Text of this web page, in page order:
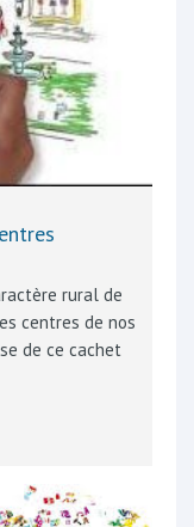
avec vous,
appréhender
rural de
centres de nos
de ce cachet
sonores ou de
doit intégrer
d’encourager
à fédérer leurs